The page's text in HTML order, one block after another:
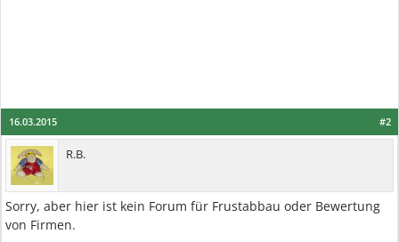
#2
16.03.2015
R.B.
Sorry, aber hier ist kein Forum für Frustabbau oder Bewertung
von Firmen.